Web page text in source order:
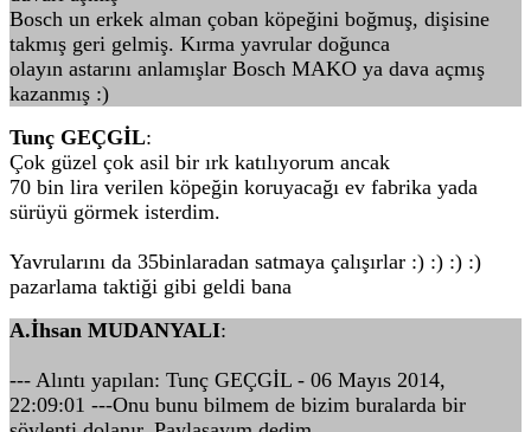
Bosch un erkek alman çoban köpeğini boğmuş, dişisine
takmış geri gelmiş. Kırma yavrular doğunca
olayın astarını anlamışlar Bosch MAKO ya dava açmış
kazanmış :)
Tunç GEÇGİL:
Çok güzel çok asil bir ırk katılıyorum ancak
70 bin lira verilen köpeğin koruyacağı ev fabrika yada
sürüyü görmek isterdim.
Yavrularını da 35binlaradan satmaya çalışırlar :) :) :) :)
pazarlama taktiği gibi geldi bana
A.İhsan MUDANYALI:
--- Alıntı yapılan: Tunç GEÇGİL - 06 Mayıs 2014,
22:09:01 ---Onu bunu bilmem de bizim buralarda bir